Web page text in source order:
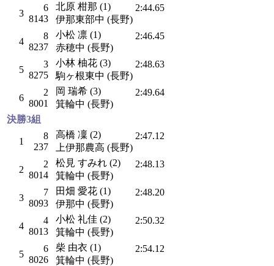
3
6
8143
北原 柑那 (1)
伊那東部中 (長野)
2:44.65
4
8
8237
小松 凛 (1)
赤穂中 (長野)
2:46.45
5
3
8275
小林 柚花 (3)
駒ヶ根東中 (長野)
2:48.63
6
2
8001
岡 瑞希 (3)
箕輪中 (長野)
2:49.64
決勝3組
1
8
237
高橋 凜 (2)
上伊那農高 (長野)
2:47.12
2
2
8014
松見 すみれ (2)
箕輪中 (長野)
2:48.13
3
7
8093
田畑 愛花 (1)
伊那中 (長野)
2:48.20
4
4
8013
小松 礼佳 (2)
箕輪中 (長野)
2:50.32
5
6
8026
柴 由衣 (1)
箕輪中 (長野)
2:54.12